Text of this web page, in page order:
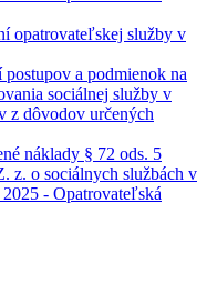
opatrovateľskej služby v
postupov a podmienok na
sociálnej služby v
z dôvodov určených
náklady § 72 ods. 5
z. o sociálnych službách v
- Opatrovateľská